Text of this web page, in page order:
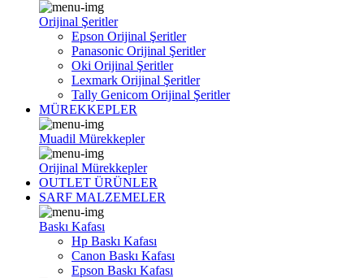
Orijinal Şeritler
Epson Orijinal Şeritler
Panasonic Orijinal Şeritler
Oki Orijinal Şeritler
Lexmark Orijinal Şeritler
Tally Genicom Orijinal Şeritler
MÜREKKEPLER
Muadil Mürekkepler
Orijinal Mürekkepler
OUTLET ÜRÜNLER
SARF MALZEMELER
Baskı Kafası
Hp Baskı Kafası
Canon Baskı Kafası
Epson Baskı Kafası